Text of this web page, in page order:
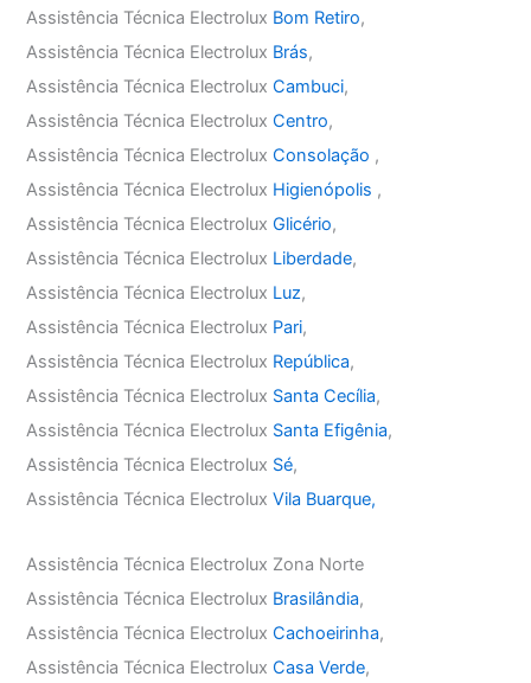
Assistência Técnica Electrolux Bom Retiro,
Assistência Técnica Electrolux Brás,
Assistência Técnica ElectroluxCambuci,
Assistência Técnica ElectroluxCentro,
Assistência Técnica ElectroluxConsolação ,
Assistência Técnica Electrolux Higienópolis ,
Assistência Técnica ElectroluxGlicério,
Assistência Técnica Electrolux Liberdade,
Assistência Técnica Electrolux Luz,
Assistência Técnica Electrolux Pari,
Assistência Técnica Electrolux República,
Assistência Técnica Electrolux Santa Cecília,
Assistência Técnica Electrolux Santa Efigênia,
Assistência Técnica Electrolux Sé,
Assistência Técnica ElectroluxVila Buarque,
Assistência Técnica Electrolux Zona Norte
Assistência Técnica Electrolux Brasilândia,
Assistência Técnica ElectroluxCachoeirinha,
Assistência Técnica ElectroluxCasa Verde,